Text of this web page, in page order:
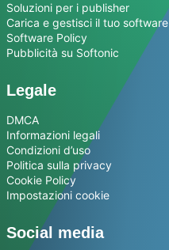
Soluzioni per i publisher
Carica e gestisci il tuo software
Software Policy
Pubblicità su Softonic
Legale
DMCA
Informazioni legali
Condizioni d’uso
Politica sulla privacy
Cookie Policy
Impostazioni cookie
Social media